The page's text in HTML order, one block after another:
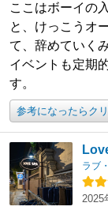
ここはボーイの
と、けっこうオ
て、辞めていく
イベントも定期
す。
参考になったらク
ラブ
2025